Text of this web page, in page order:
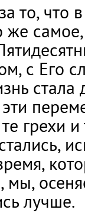
то, что
же
с Его
грехи
мы,
лучше.